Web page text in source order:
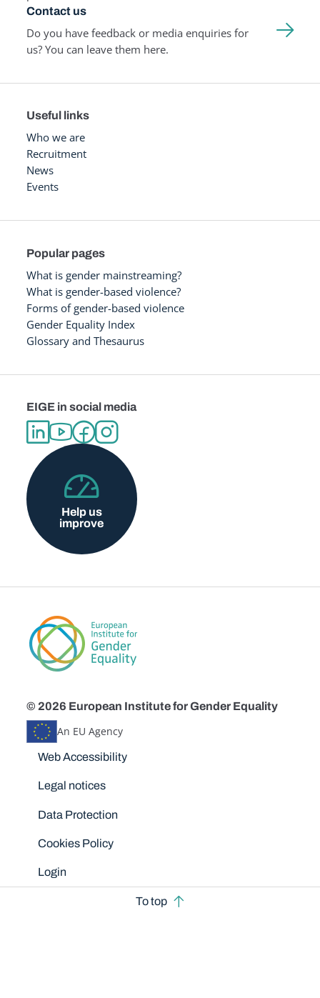
Contact us
Do you have feedback or media enquiries for
us? You can leave them here.
Useful links
Who we are
Recruitment
News
Events
Popular pages
What is gender mainstreaming?
What is gender-based violence?
Forms of gender-based violence
Gender Equality Index
Glossary and Thesaurus
EIGE in social media
Help us
improve
© 2026 European Institute for Gender Equality
An EU Agency
Disclaimers
Web Accessibility
Legal notices
Data Protection
Cookies Policy
Login
To top